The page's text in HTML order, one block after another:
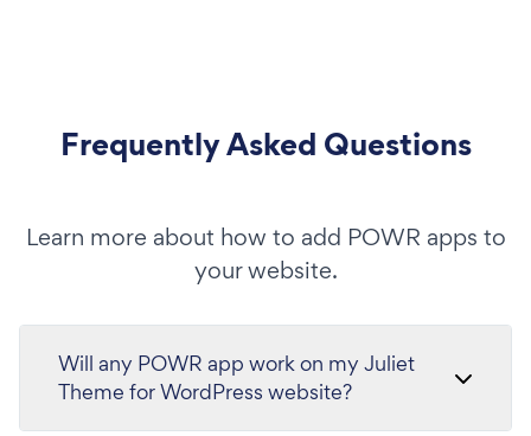
Frequently Asked Questions
Learn more about how to add POWR apps to
your website.
Will any POWR app work on my Juliet
Theme for WordPress website?